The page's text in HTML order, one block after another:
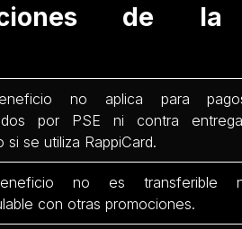
de la
no aplica para
por PSE ni contra
si se utiliza RappiCard.
no es transferible
con otras promociones.